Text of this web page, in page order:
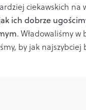
ciekawskich na
ich dobrze
. Władowaliśmy
by jak najszybciej